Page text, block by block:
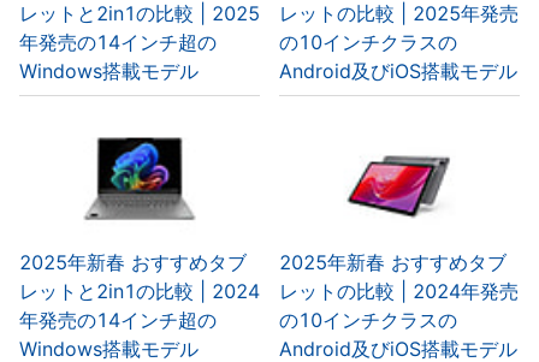
レットと2in1の比較 | 2025
年発売の14インチ超の
Windows搭載モデル
レットの比較 | 2025年発売
の10インチクラスの
Android及びiOS搭載モデル
2025年新春 おすすめタブ
レットと2in1の比較 | 2024
年発売の14インチ超の
Windows搭載モデル
2025年新春 おすすめタブ
レットの比較 | 2024年発売
の10インチクラスの
Android及びiOS搭載モデル